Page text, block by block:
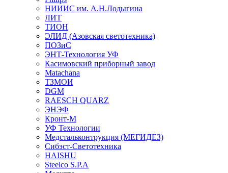
НИИИС им. А.Н.Лодыгина
ЛИТ
ТИОН
ЭЛИД (Азовская светотехника)
ПОЗиС
ЭНТ-Технология УФ
Касимовский приборный завод
Matachana
ТЗМОИ
DGM
RAESCH QUARZ
ЭНЭФ
Кронт-М
УФ Технологии
Медстальконтрукция (МЕГИДЕЗ)
Сибэст-Светотехника
HAISHU
Steelco S.P.A